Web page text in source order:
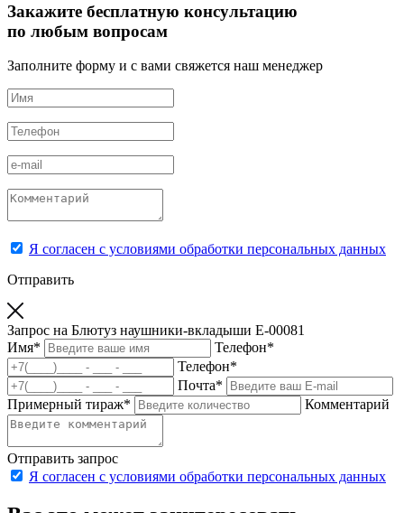
Закажите бесплатную консультацию
по любым вопросам
Заполните форму и с вами свяжется наш менеджер
Я согласен с условиями обработки персональных данных
Отправить
Запрос на Блютуз наушники-вкладыши Е-00081
Имя* Телефон*
Телефон*
Почта*
Примерный тираж* Комментарий
Отправить запрос
Я согласен с условиями обработки персональных данных